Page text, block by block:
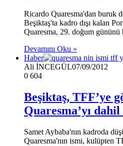
Ricardo Quaresma'dan buruk
Beşiktaş'ta kadro dışı kalan
Quaresma, 29. doğum
Devamını Oku »
Haber
Ali İNCEGÜL07/09/2012
0 604
Beşiktaş, TFF’ye
Quaresma’yı
Samet Aybaba'nın kadroda
Quaresma'nın ismi, kulüpten